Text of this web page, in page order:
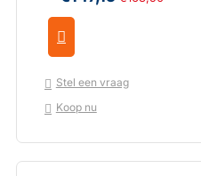
Stel een vraag
Koop nu